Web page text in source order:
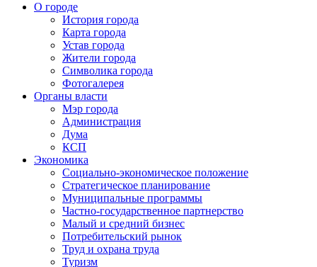
О городе
История города
Карта города
Устав города
Жители города
Символика города
Фотогалерея
Органы власти
Мэр города
Администрация
Дума
КСП
Экономика
Социально-экономическое положение
Стратегическое планирование
Муниципальные программы
Частно-государственное партнерство
Малый и средний бизнес
Потребительский рынок
Труд и охрана труда
Туризм